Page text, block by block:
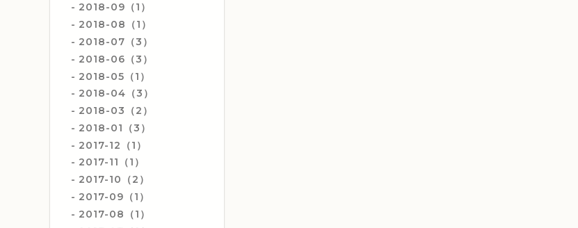
2018-09（1）
2018-08（1）
2018-07（3）
2018-06（3）
2018-05（1）
2018-04（3）
2018-03（2）
2018-01（3）
2017-12（1）
2017-11（1）
2017-10（2）
2017-09（1）
2017-08（1）